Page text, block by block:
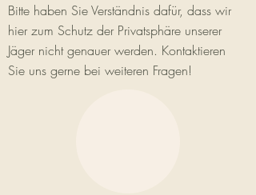
Bitte haben Sie Verständnis dafür, dass wir
hier zum Schutz der Privatsphäre unserer
Jäger nicht genauer werden. Kontaktieren
Sie uns gerne bei weiteren Fragen!